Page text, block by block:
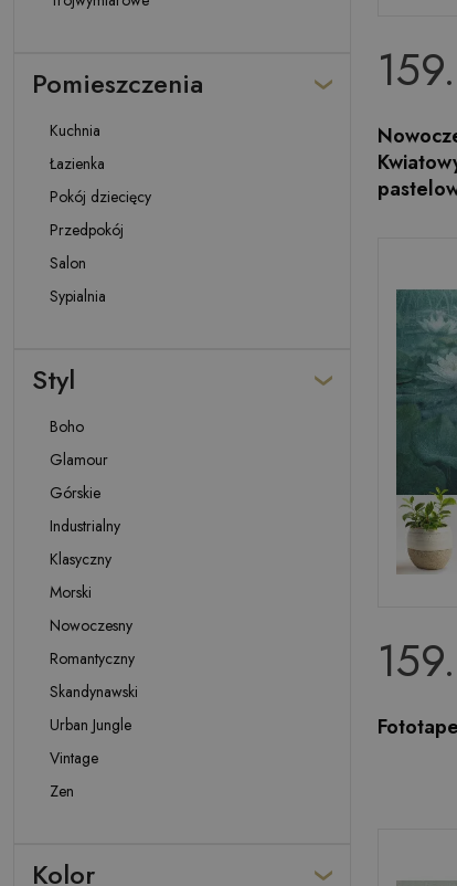
Pomieszczenia
Kuchnia
Łazienka
Pokój dziecięcy
Przedpokój
Salon
Sypialnia
Styl
Boho
Glamour
Górskie
Industrialny
Klasyczny
Morski
Nowoczesny
Romantyczny
Skandynawski
Urban Jungle
Vintage
Zen
Kolor